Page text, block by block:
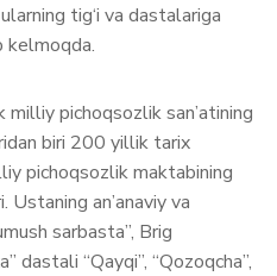
tig‘i va dastalariga
kelmoqda.
milliy pichoqsozlik san’atining
biri 200 yillik tarix
pichoqsozlik maktabining
an’anaviy va
sarbasta”, Brig
dastali “Qayqi”, “Qozoqcha”,